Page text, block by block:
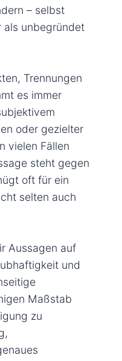
– selbst
als unbegründet
Trennungen
es immer
oder gezielter
vielen Fällen
steht gegen
oft für ein
selten auch
Aussagen auf
und
Maßstab
zu